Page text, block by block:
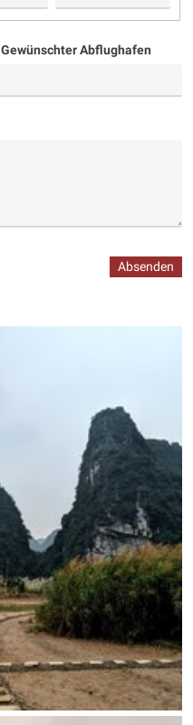
Gewünschter Abflughafen
Absenden